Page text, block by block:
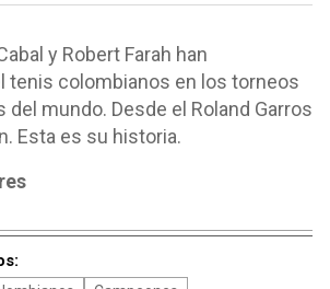
y Robert Farah han
tenis colombianos en los torneos
mundo. Desde el Roland Garros
Esta es su historia.